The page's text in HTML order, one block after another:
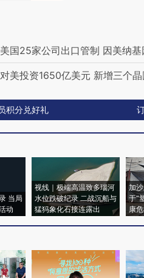
国25家公司出口管制 因美纳
美投资1650亿美元 新增三个
积分兑好礼
当局
动
视线｜极端高温致多瑙河
水位跌破纪录 二战沉船与
猛犸象化石接连露出
加
于“
康